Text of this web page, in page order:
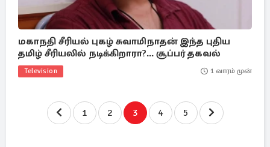
மகாநதி சீரியல் புகழ் சுவாமிநாதன் இந்த புதிய
தமிழ் சீரியலில் நடிக்கிறாரா?... சூப்பர் தகவல்
Television 1 வாரம் முன்
1 2 3 4 5